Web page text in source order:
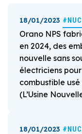
18/01/2023
Orano NPS
en 2024, des
nouvelle sans
électriciens
combustible
(L’Usine
18/01/2023